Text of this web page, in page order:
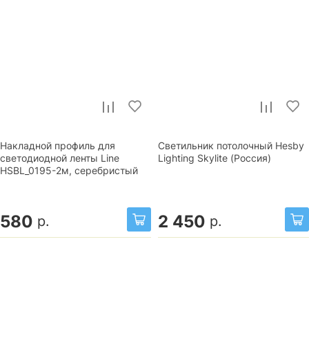
Накладной профиль для
светодиодной ленты Line
HSBL_0195-2м, серебристый
580 р.
Светильник потолочный Hesby
Lighting Skylite (Россия)
2 450 р.